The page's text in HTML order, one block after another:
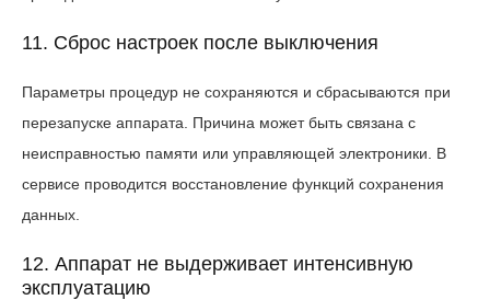
11. Сброс настроек после выключения
Параметры процедур не сохраняются и сбрасываются при
перезапуске аппарата. Причина может быть связана с
неисправностью памяти или управляющей электроники. В
сервисе проводится восстановление функций сохранения
данных.
12. Аппарат не выдерживает интенсивную
эксплуатацию